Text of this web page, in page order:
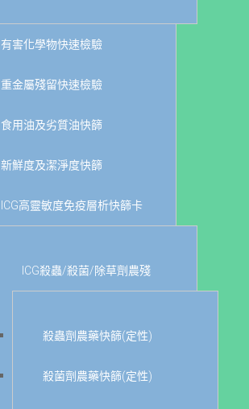
有害化學物快速檢驗
重金屬殘留快速檢驗
食用油及劣質油快篩
新鮮度及潔淨度快篩
ICG高靈敏度免疫層析快篩卡
ICG殺蟲/殺菌/除草劑農殘
殺蟲劑農藥快篩(定性)
殺菌劑農藥快篩(定性)